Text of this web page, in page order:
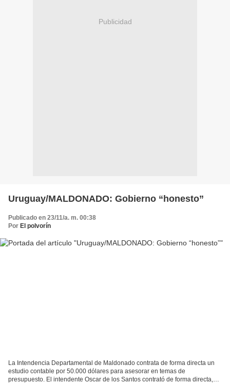
Publicidad
Uruguay/MALDONADO: Gobierno “honesto”
Publicado en 23/11/a. m. 00:38
Por El polvorín
La Intendencia Departamental de Maldonado contrata de forma directa un
estudio contable por 50.000 dólares para asesorar en temas de
presupuesto. El intendente Oscar de los Santos contrató de forma directa,